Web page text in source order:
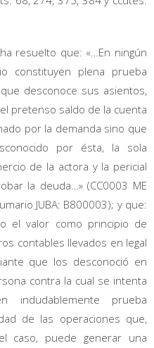
resuelto que: «…En ningún
constituyen plena prueba
desconoce sus asientos,
pretenso saldo de la cuenta
por la demanda sino que
por ésta, la sola
de la actora y la pericial
la deuda…» (CC0003 ME
JUBA: B800003); y que:
el valor como principio de
contables llevados en legal
que los desconoció en
contra la cual se intenta
indudablemente prueba
de las operaciones que,
caso, puede generar una